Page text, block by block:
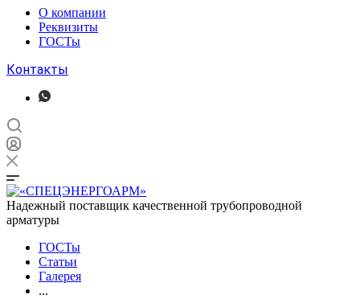
О компании
Реквизиты
ГОСТы
Контакты
Надежный поставщик качественной трубопроводной
арматуры
ГОСТы
Статьи
Галерея
...